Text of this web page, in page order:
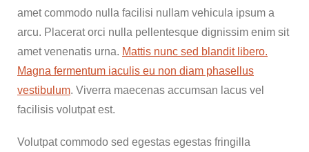
amet commodo nulla facilisi nullam vehicula ipsum a
arcu. Placerat orci nulla pellentesque dignissim enim sit
amet venenatis urna. Mattis nunc sed blandit libero.
Magna fermentum iaculis eu non diam phasellus
vestibulum. Viverra maecenas accumsan lacus vel
facilisis volutpat est.
Volutpat commodo sed egestas egestas fringilla